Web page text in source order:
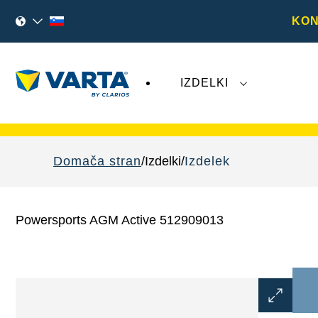
IZDELKI
Domača stran Izdelki Izdelek
Powersports AGM Active 512909013
Odprite
dialogno